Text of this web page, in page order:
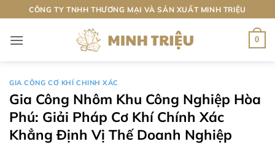
qua
nội
CÔNG TY TNHH THƯƠNG MẠI VÀ SẢN XUẤT MINH TRIỆU
0
GIA CÔNG CƠ KHÍ CHINH XÁC
Gia Công Nhôm Khu Công Nghiệp Hòa
Phú: Giải Pháp Cơ Khí Chính Xác
Khẳng Định Vị Thế Doanh Nghiệp